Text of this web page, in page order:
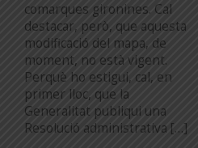
comarques gironines. Cal
destacar, però, que aquesta
modificació del mapa, de
moment, no està vigent.
Perquè ho estigui, cal, en
primer lloc, que la
Generalitat publiqui una
Resolució administrativa […]